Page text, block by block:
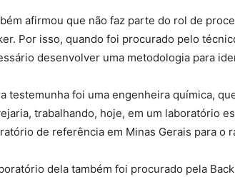
afirmou que não faz parte do rol de
Por isso, quando foi procurado pelo
desenvolver uma metodologia para
testemunha foi uma engenheira química,
trabalhando, hoje, em um laboratório
de referência em Minas Gerais para o
dela também foi procurado pela